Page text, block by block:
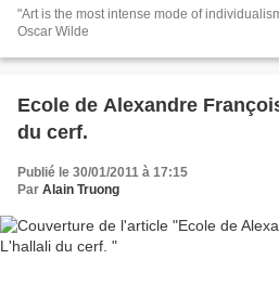
"Art is the most intense mode of
Oscar Wilde
Ecole de Alexandre
du cerf.
Publié le 30/01/2011 à 17:15
Par Alain Truong